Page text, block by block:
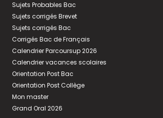
Sujets Probables Bac
Sujets corrigés Brevet
Sujets corrigés Bac
Corrigés Bac de Français
Calendrier Parcoursup 2026
Calendrier vacances scolaires
Orientation Post Bac
Orientation Post Collège
Mon master
Grand Oral 2026